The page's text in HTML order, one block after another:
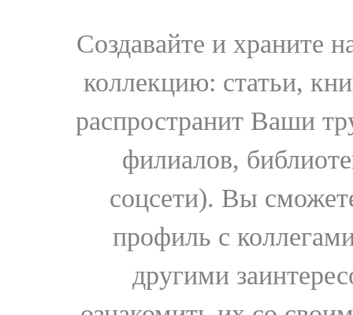
Создавайте и храните
коллекцию: статьи,
распространит Ваши
филиалов,
соцсети). Вы
профиль с
другими